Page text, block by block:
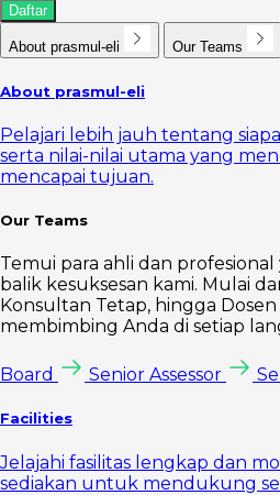
Daftar
About prasmul-eli Our Teams
About prasmul-eli
Pelajari lebih jauh tentang
serta nilai-nilai utama yang
mencapai tujuan.
Our Teams
Temui para ahli dan
balik kesuksesan kami. Mulai
Konsultan Tetap, hingga
membimbing Anda di setiap
Board Senior Assessor
Facilities
Jelajahi fasilitas lengkap dan
sediakan untuk mendukung